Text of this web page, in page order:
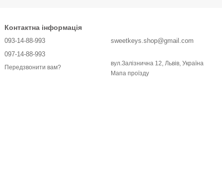
Контактна інформація
093-14-88-993
097-14-88-993
Передзвонити вам?
sweetkeys.shop@gmail.com
вул.Залізнична 12, Львів, Україна
Мапа проїзду